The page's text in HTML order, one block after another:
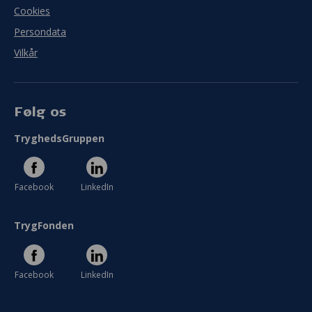
Cookies
Persondata
Vilkår
Følg os
TryghedsGruppen
Facebook LinkedIn
TrygFonden
Facebook LinkedIn